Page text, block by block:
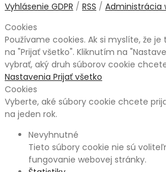
Vyhlásenie GDPR / RSS / Administrácia
Cookies
Používame cookies. Ak si myslíte, že je
na "Prijať všetko". Kliknutím na
vybrať, aký druh súborov cookie
Nastavenia Prijať všetko
Cookies
Vyberte, aké súbory cookie chcete
na jeden rok.
Nevyhnutné
Tieto súbory cookie nie sú
fungovanie webovej stránky.